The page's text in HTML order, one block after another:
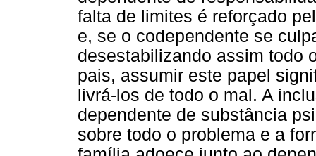
falta de limites é reforçado
e, se o codependente se
desestabilizando assim todo
pais, assumir este papel
livrá-los de todo o mal. A
dependente de substância
sobre todo o problema e a